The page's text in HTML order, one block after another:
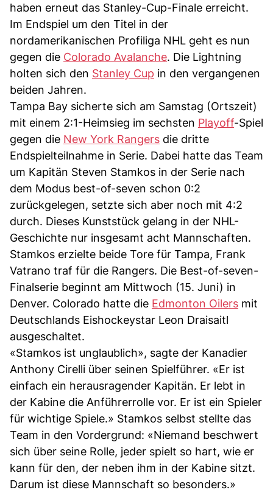
haben erneut das Stanley-Cup-Finale erreicht.
Im Endspiel um den Titel in der
nordamerikanischen Profiliga NHL geht es nun
gegen die Colorado Avalanche. Die Lightning
holten sich den Stanley Cup in den vergangenen
beiden Jahren.
Tampa Bay sicherte sich am Samstag (Ortszeit)
mit einem 2:1-Heimsieg im sechsten Playoff-Spiel
gegen die New York Rangers die dritte
Endspielteilnahme in Serie. Dabei hatte das Team
um Kapitän Steven Stamkos in der Serie nach
dem Modus best-of-seven schon 0:2
zurückgelegen, setzte sich aber noch mit 4:2
durch. Dieses Kunststück gelang in der NHL-
Geschichte nur insgesamt acht Mannschaften.
Stamkos erzielte beide Tore für Tampa, Frank
Vatrano traf für die Rangers. Die Best-of-seven-
Finalserie beginnt am Mittwoch (15. Juni) in
Denver. Colorado hatte die Edmonton Oilers mit
Deutschlands Eishockeystar Leon Draisaitl
ausgeschaltet.
«Stamkos ist unglaublich», sagte der Kanadier
Anthony Cirelli über seinen Spielführer. «Er ist
einfach ein herausragender Kapitän. Er lebt in
der Kabine die Anführerrolle vor. Er ist ein Spieler
für wichtige Spiele.» Stamkos selbst stellte das
Team in den Vordergrund: «Niemand beschwert
sich über seine Rolle, jeder spielt so hart, wie er
kann für den, der neben ihm in der Kabine sitzt.
Darum ist diese Mannschaft so besonders.»